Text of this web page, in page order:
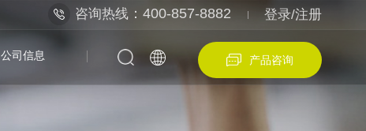
登录/注册
咨询热线：400-857-8882
产品咨询
公司信息